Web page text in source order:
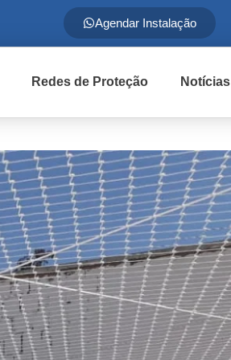
Agendar Instalação
Redes de Proteção Notícias